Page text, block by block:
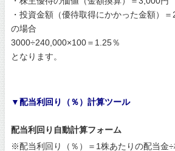
・投資金額（優待取得にかかった金額）
の場合
3000÷240,000×100＝1.25％
となります。
▼配当利回り（％）計算ツール
配当利回り自動計算フォーム
※配当利回り（％）＝1株あたりの配当金